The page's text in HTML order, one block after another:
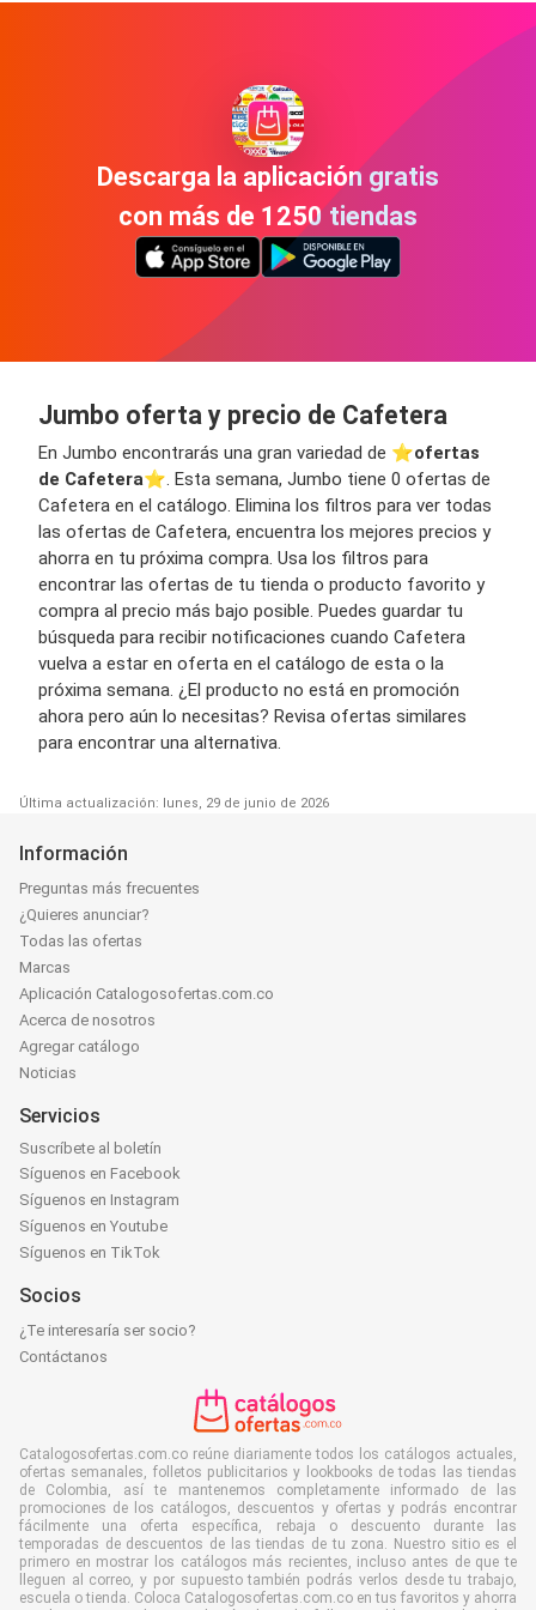
Descarga la aplicación gratis
con más de 1250 tiendas
Jumbo oferta y precio de Cafetera
En Jumbo encontrarás una gran variedad de ⭐️ofertas
de Cafetera⭐️. Esta semana, Jumbo tiene 0 ofertas de
Cafetera en el catálogo. Elimina los filtros para ver todas
las ofertas de Cafetera, encuentra los mejores precios y
ahorra en tu próxima compra. Usa los filtros para
encontrar las ofertas de tu tienda o producto favorito y
compra al precio más bajo posible. Puedes guardar tu
búsqueda para recibir notificaciones cuando Cafetera
vuelva a estar en oferta en el catálogo de esta o la
próxima semana. ¿El producto no está en promoción
ahora pero aún lo necesitas? Revisa ofertas similares
para encontrar una alternativa.
Última actualización: lunes, 29 de junio de 2026
Información
Preguntas más frecuentes
¿Quieres anunciar?
Todas las ofertas
Marcas
Aplicación Catalogosofertas.com.co
Acerca de nosotros
Agregar catálogo
Noticias
Servicios
Suscríbete al boletín
Síguenos en Facebook
Síguenos en Instagram
Síguenos en Youtube
Síguenos en TikTok
Socios
¿Te interesaría ser socio?
Contáctanos
Catalogosofertas.com.co reúne diariamente todos los catálogos actuales,
ofertas semanales, folletos publicitarios y lookbooks de todas las tiendas
de Colombia, así te mantenemos completamente informado de las
promociones de los catálogos, descuentos y ofertas y podrás encontrar
fácilmente una oferta específica, rebaja o descuento durante las
temporadas de descuentos de las tiendas de tu zona. Nuestro sitio es el
primero en mostrar los catálogos más recientes, incluso antes de que te
lleguen al correo, y por supuesto también podrás verlos desde tu trabajo,
escuela o tienda. Coloca Catalogosofertas.com.co en tus favoritos y ahorra